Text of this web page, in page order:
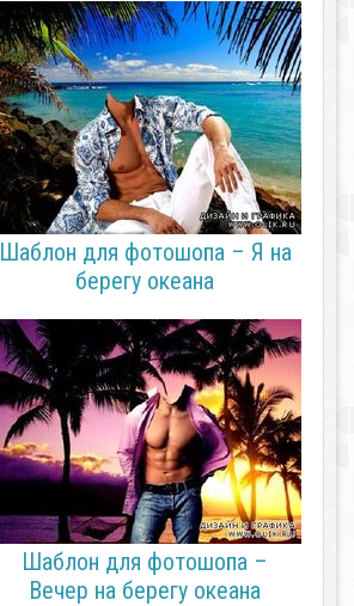
Шаблон для фотошопа – Я на
берегу океана
Шаблон для фотошопа –
Вечер на берегу океана